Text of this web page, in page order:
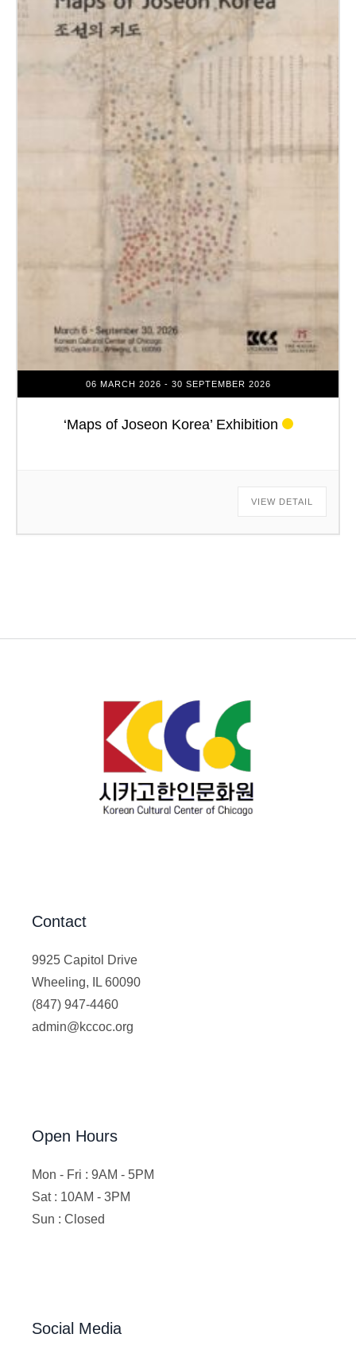
06 MARCH 2026 - 30 SEPTEMBER 2026
‘Maps of Joseon Korea’ Exhibition
VIEW DETAIL
Contact
9925 Capitol Drive
Wheeling, IL 60090
(847) 947-4460
admin@kccoc.org
Open Hours
Mon - Fri : 9AM - 5PM
Sat : 10AM - 3PM
Sun : Closed
Social Media